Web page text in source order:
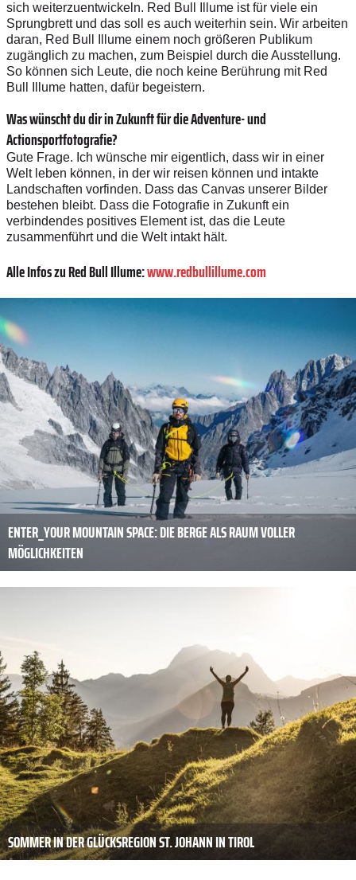
sich weiterzuentwickeln. Red Bull Illume ist für viele ein
Sprungbrett und das soll es auch weiterhin sein. Wir arbeiten
daran, Red Bull Illume einem noch größeren Publikum
zugänglich zu machen, zum Beispiel durch die Ausstellung.
So können sich Leute, die noch keine Berührung mit Red
Bull Illume hatten, dafür begeistern.
Was wünscht du dir in Zukunft für die Adventure- und
Actionsportfotografie?
Gute Frage. Ich wünsche mir eigentlich, dass wir in einer
Welt leben können, in der wir reisen können und intakte
Landschaften vorfinden. Dass das Canvas unserer Bilder
bestehen bleibt. Dass die Fotografie in Zukunft ein
verbindendes positives Element ist, das die Leute
zusammenführt und die Welt intakt hält.
Alle Infos zu Red Bull Illume:www.redbullillume.com
ENTER_YOUR MOUNTAIN SPACE: DIE BERGE ALS RAUM VOLLER
MÖGLICHKEITEN
SOMMER IN DER GLÜCKSREGION ST. JOHANN IN TIROL